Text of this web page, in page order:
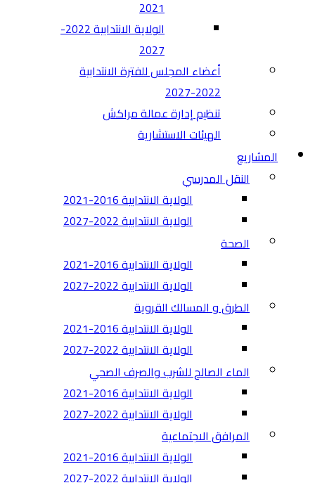
2021
الولاية الانتدابية 2022-
2027
أعضاء المجلس للفترة الانتدابية
2022-2027
تنظيم إدارة عمالة مراكش
الهيئات الاستشارية
المشاريع
النقل المدرسي
الولاية الانتدابية 2016-2021
الولاية الانتدابية 2022-2027
الصحة
الولاية الانتدابية 2016-2021
الولاية الانتدابية 2022-2027
الطرق و المسالك القروية
الولاية الانتدابية 2016-2021
الولاية الانتدابية 2022-2027
الماء الصالح للشرب والصرف الصحي
الولاية الانتدابية 2016-2021
الولاية الانتدابية 2022-2027
المرافق الاجتماعية
الولاية الانتدابية 2016-2021
الولاية الانتدابية 2022-2027